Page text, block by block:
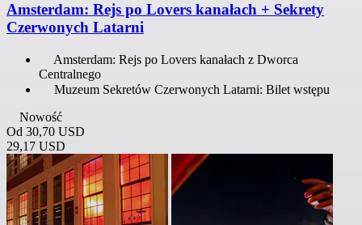
Amsterdam: Rejs po Lovers kanałach + Sekrety
Czerwonych Latarni
Amsterdam: Rejs po Lovers kanałach z Dworca
Centralnego
Muzeum Sekretów Czerwonych Latarni: Bilet wstępu
Nowość
Od 30,70 USD
29,17 USD